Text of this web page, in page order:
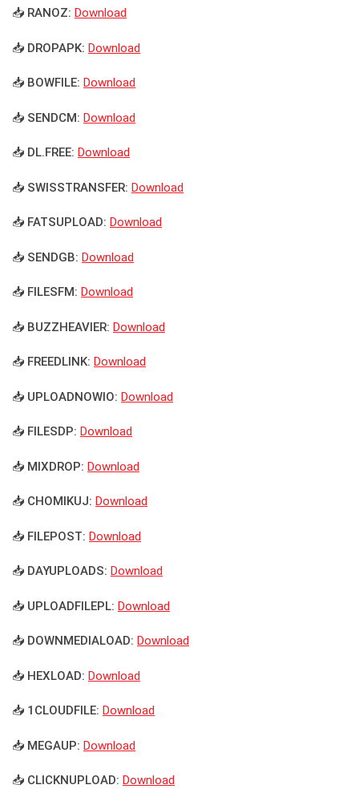
📥 RANOZ: Download
📥 DROPAPK: Download
📥 BOWFILE: Download
📥 SENDCM: Download
📥 DL.FREE: Download
📥 SWISSTRANSFER: Download
📥 FATSUPLOAD: Download
📥 SENDGB: Download
📥 FILESFM: Download
📥 BUZZHEAVIER: Download
📥 FREEDLINK: Download
📥 UPLOADNOWIO: Download
📥 FILESDP: Download
📥 MIXDROP: Download
📥 CHOMIKUJ: Download
📥 FILEPOST: Download
📥 DAYUPLOADS: Download
📥 UPLOADFILEPL: Download
📥 DOWNMEDIALOAD: Download
📥 HEXLOAD: Download
📥 1CLOUDFILE: Download
📥 MEGAUP: Download
📥 CLICKNUPLOAD: Download